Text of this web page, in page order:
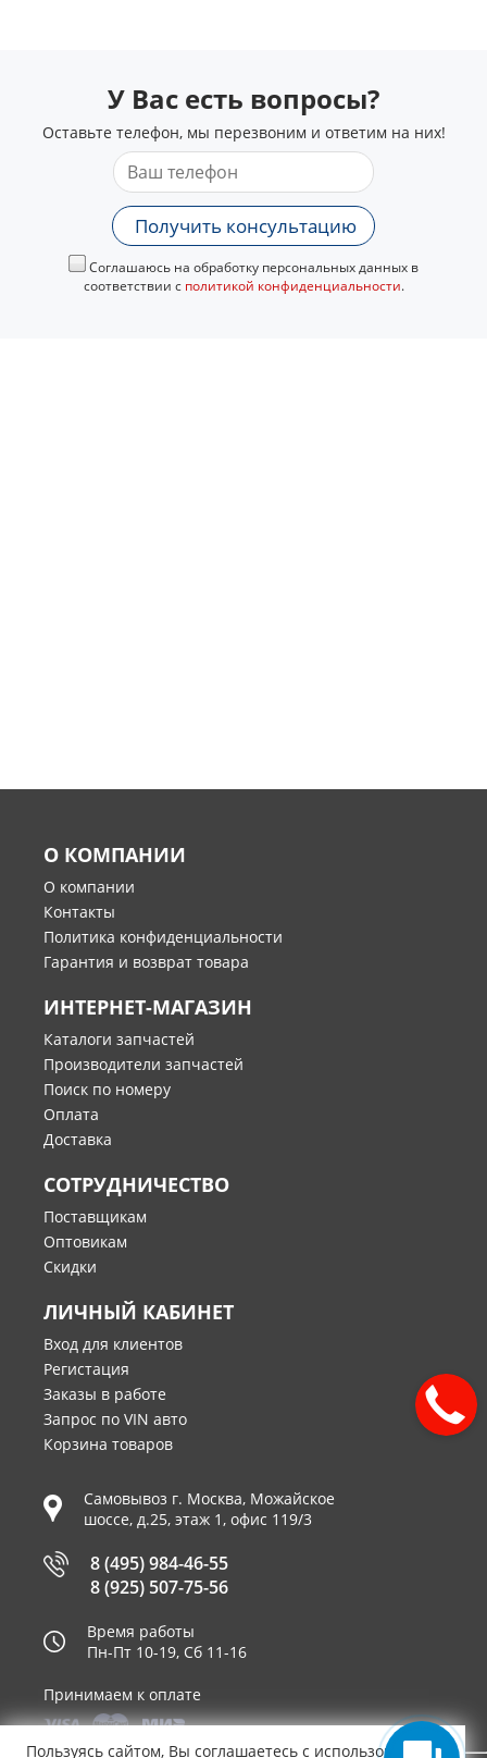
У Вас есть вопросы?
Оставьте телефон, мы перезвоним и ответим на них!
Получить консультацию
Соглашаюсь на обработку персональных данных в
соответствии с политикой конфиденциальности.
О КОМПАНИИ
О компании
Контакты
Политика конфиденциальности
Гарантия и возврат товара
ИНТЕРНЕТ-МАГАЗИН
Каталоги запчастей
Производители запчастей
Поиск по номеру
Оплата
Доставка
СОТРУДНИЧЕСТВО
Поставщикам
Оптовикам
Скидки
ЛИЧНЫЙ КАБИНЕТ
Вход для клиентов
Регистация
Заказы в работе
Запрос по VIN авто
Корзина товаров
Самовывоз г. Москва, Можайское
шоссе, д.25, этаж 1, офис 119/3
8 (495) 984-46-55
8 (925) 507-75-56
Время работы
Пн-Пт 10-19, Сб 11-16
Принимаем к оплате
Пользуясь сайтом, Вы соглашаетесь с использованием